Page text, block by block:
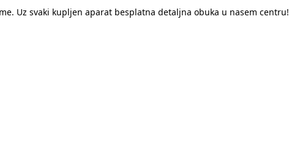
Uz svaki kupljen aparat besplatna detaljna obuka u nasem centru!